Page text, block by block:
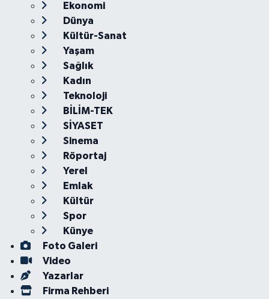
Ekonomi
Dünya
Kültür-Sanat
Yaşam
Sağlık
Kadın
Teknoloji
BİLİM-TEK
SİYASET
Sinema
Röportaj
Yerel
Emlak
Kültür
Spor
Künye
Foto Galeri
Video
Yazarlar
Firma Rehberi